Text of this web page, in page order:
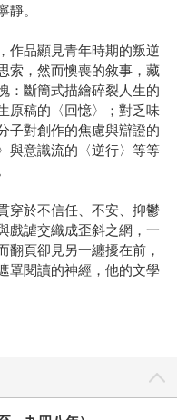
。
作品顯見青年時期的叛逆
索，然而懊喪的敘事，藏
：斷簡式描繪碎裂人生的
原稿的〈回憶〉；對乏味
子對創作的焦慮與辯證的
與意識流的〈逆行〉等等
穿於不信任、不安、抑鬱
戲謔交織成歪斜之網，一
翻頁卻見另一纏擾在前，
罩閱讀的神經，他的文學